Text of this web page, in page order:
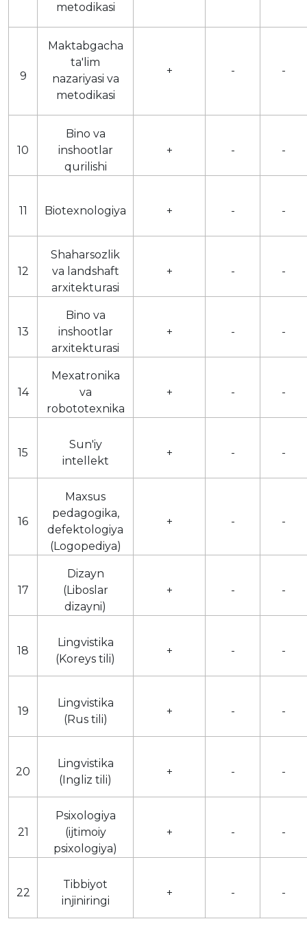
metodikasi
9
Maktabgacha
ta'lim
nazariyasi va
metodikasi
+ - -
10
Bino va
inshootlar
qurilishi
+ - -
11 Biotexnologiya + - -
12
Shaharsozlik
va landshaft
arxitekturasi
+ - -
13
Bino va
inshootlar
arxitekturasi
+ - -
14
Mexatronika
va
robototexnika
+ - -
15
Sun'iy
intellekt
+ - -
16
Maxsus
pedagogika,
defektologiya
(Logopediya)
+ - -
17
Dizayn
(Liboslar
dizayni)
+ - -
18
Lingvistika
(Koreys tili)
+ - -
19
Lingvistika
(Rus tili)
+ - -
20
Lingvistika
(Ingliz tili)
+ - -
21
Psixologiya
(ijtimoiy
psixologiya)
+ - -
22
Tibbiyot
injiniringi
+ - -